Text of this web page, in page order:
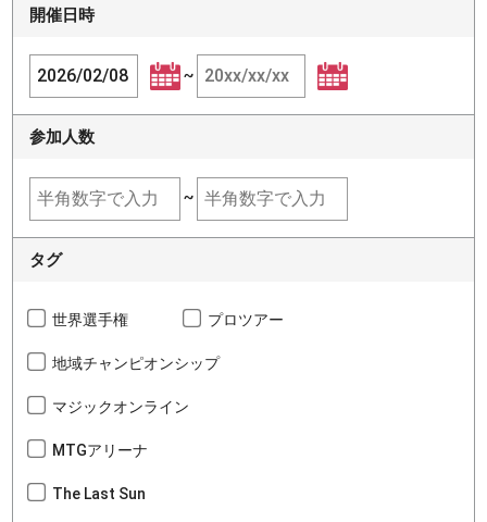
開催日時
~
参加人数
~
タグ
世界選手権 プロツアー
地域チャンピオンシップ
マジックオンライン
MTGアリーナ
The Last Sun